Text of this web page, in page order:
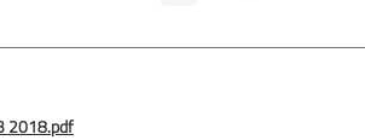
2018.pdf